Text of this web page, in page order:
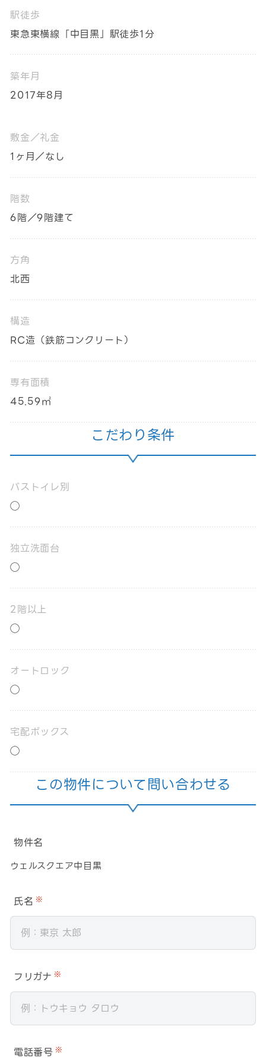
駅徒歩
東急東横線「中目黒」駅徒歩1分
築年月
2017年8月
敷金／礼金
1ヶ月／なし
階数
6階／9階建て
方角
北西
構造
RC造（鉄筋コンクリート）
専有面積
45.59㎡
こだわり条件
バストイレ別
◯
独立洗面台
◯
2階以上
◯
オートロック
◯
宅配ボックス
◯
この物件について問い合わせる
物件名
ウェルスクエア中目黒
氏名 ※
フリガナ ※
電話番号 ※